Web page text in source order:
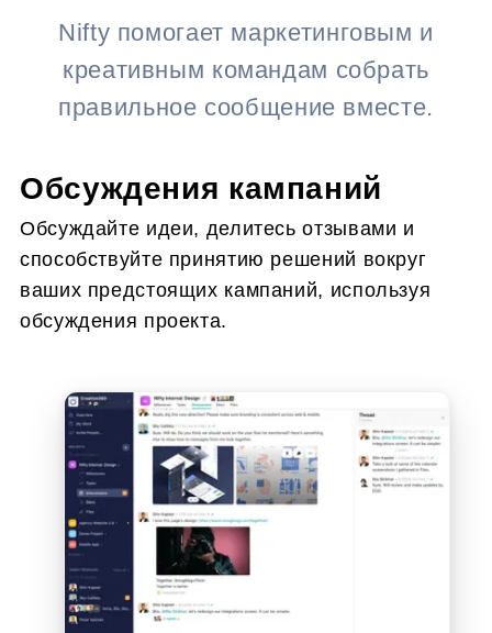
Nifty помогает маркетинговым и
креативным командам собрать
правильное сообщение вместе.
Обсуждения кампаний
Обсуждайте идеи, делитесь отзывами и
способствуйте принятию решений вокруг
ваших предстоящих кампаний, используя
обсуждения проекта.